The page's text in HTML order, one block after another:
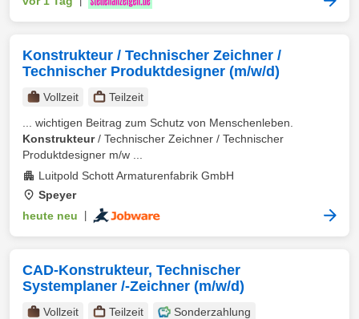
Konstrukteur / Technischer Zeichner /
Technischer Produktdesigner (m/w/d)
Vollzeit
Teilzeit
... wichtigen Beitrag zum Schutz von Menschenleben.
Konstrukteur/ Technischer Zeichner / Technischer
Produktdesigner m/w ...
Luitpold Schott Armaturenfabrik GmbH
Speyer
heute neu
CAD-Konstrukteur, Technischer
Systemplaner /-Zeichner (m/w/d)
Vollzeit Teilzeit
Sonderzahlung